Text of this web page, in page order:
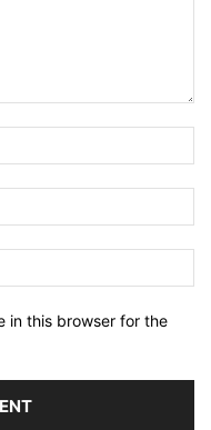
in this browser for the